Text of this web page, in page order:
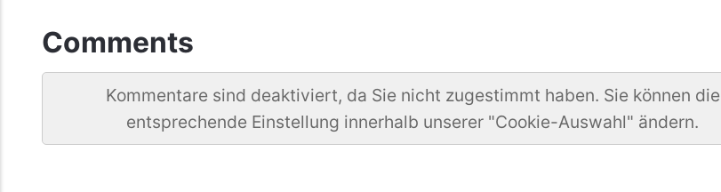
Comments
Kommentare sind deaktiviert, da Sie nicht zugestimmt haben. Sie können die
entsprechende Einstellung innerhalb unserer "Cookie-Auswahl" ändern.